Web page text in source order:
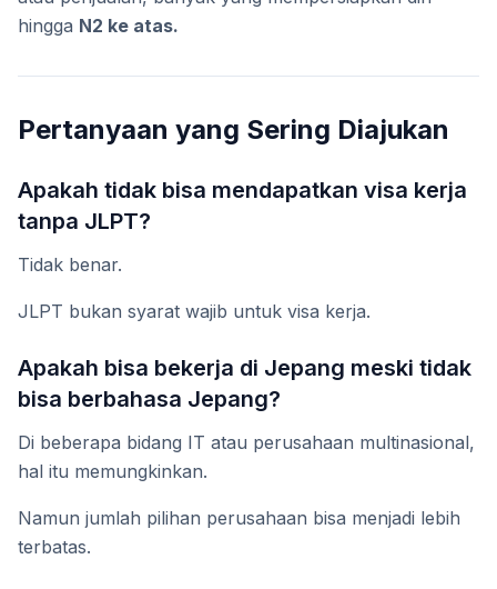
hingga N2 ke atas.
Pertanyaan yang Sering Diajukan
Apakah tidak bisa mendapatkan visa kerja
tanpa JLPT?
Tidak benar.
JLPT bukan syarat wajib untuk visa kerja.
Apakah bisa bekerja di Jepang meski tidak
bisa berbahasa Jepang?
Di beberapa bidang IT atau perusahaan multinasional,
hal itu memungkinkan.
Namun jumlah pilihan perusahaan bisa menjadi lebih
terbatas.